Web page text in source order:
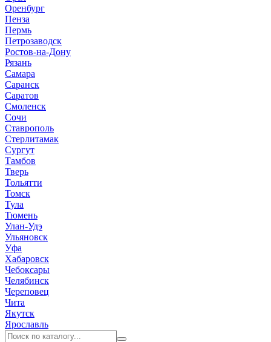
Оренбург
Пенза
Пермь
Петрозаводск
Ростов-на-Дону
Рязань
Самара
Саранск
Саратов
Смоленск
Сочи
Ставрополь
Стерлитамак
Сургут
Тамбов
Тверь
Тольятти
Томск
Тула
Тюмень
Улан-Удэ
Ульяновск
Уфа
Хабаровск
Чебоксары
Челябинск
Череповец
Чита
Якутск
Ярославль